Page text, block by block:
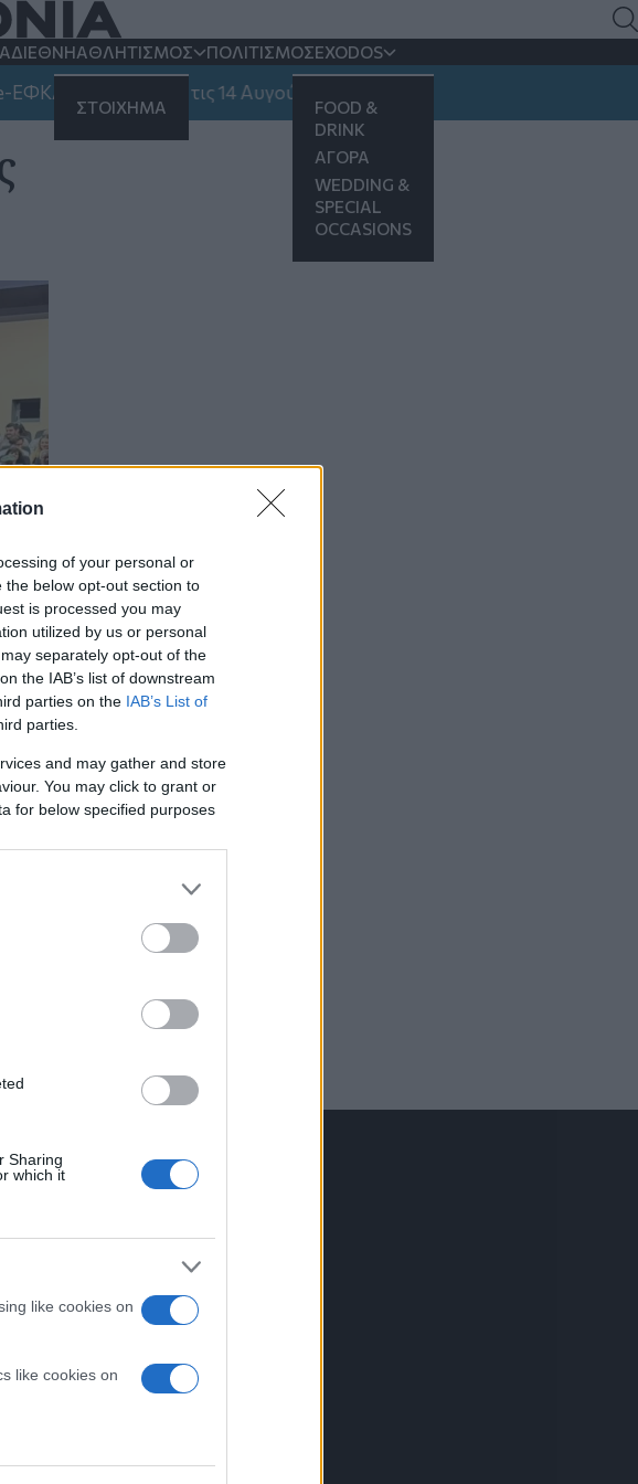
of your personal or
below opt-out section to
is processed you may
utilized by us or personal
separately opt-out of the
the IAB’s list of downstream
parties on the IAB’s List of
parties.
and may gather and store
You may click to grant or
for below specified purposes
Sharing
which it
like cookies on
like cookies on
ΔΙΕΘΝΗΑΘΛΗΤΙΣΜΟΣ
ΣΤΟΙΧΗΜΑ
ΠΟΛΙΤΙΣΜΟΣEXODOS
FOOD &
DRINK
ΑΓΟΡΑ
WEDDING &
SPECIAL
OCCASIONS
και ΔΥΠΑ έως τις 14 Αυγούστου